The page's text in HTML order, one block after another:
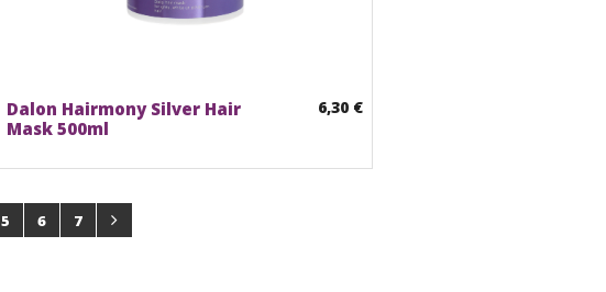
Dalon Hairmony Silver Hair
Mask 500ml
6,30 €
5 6 7